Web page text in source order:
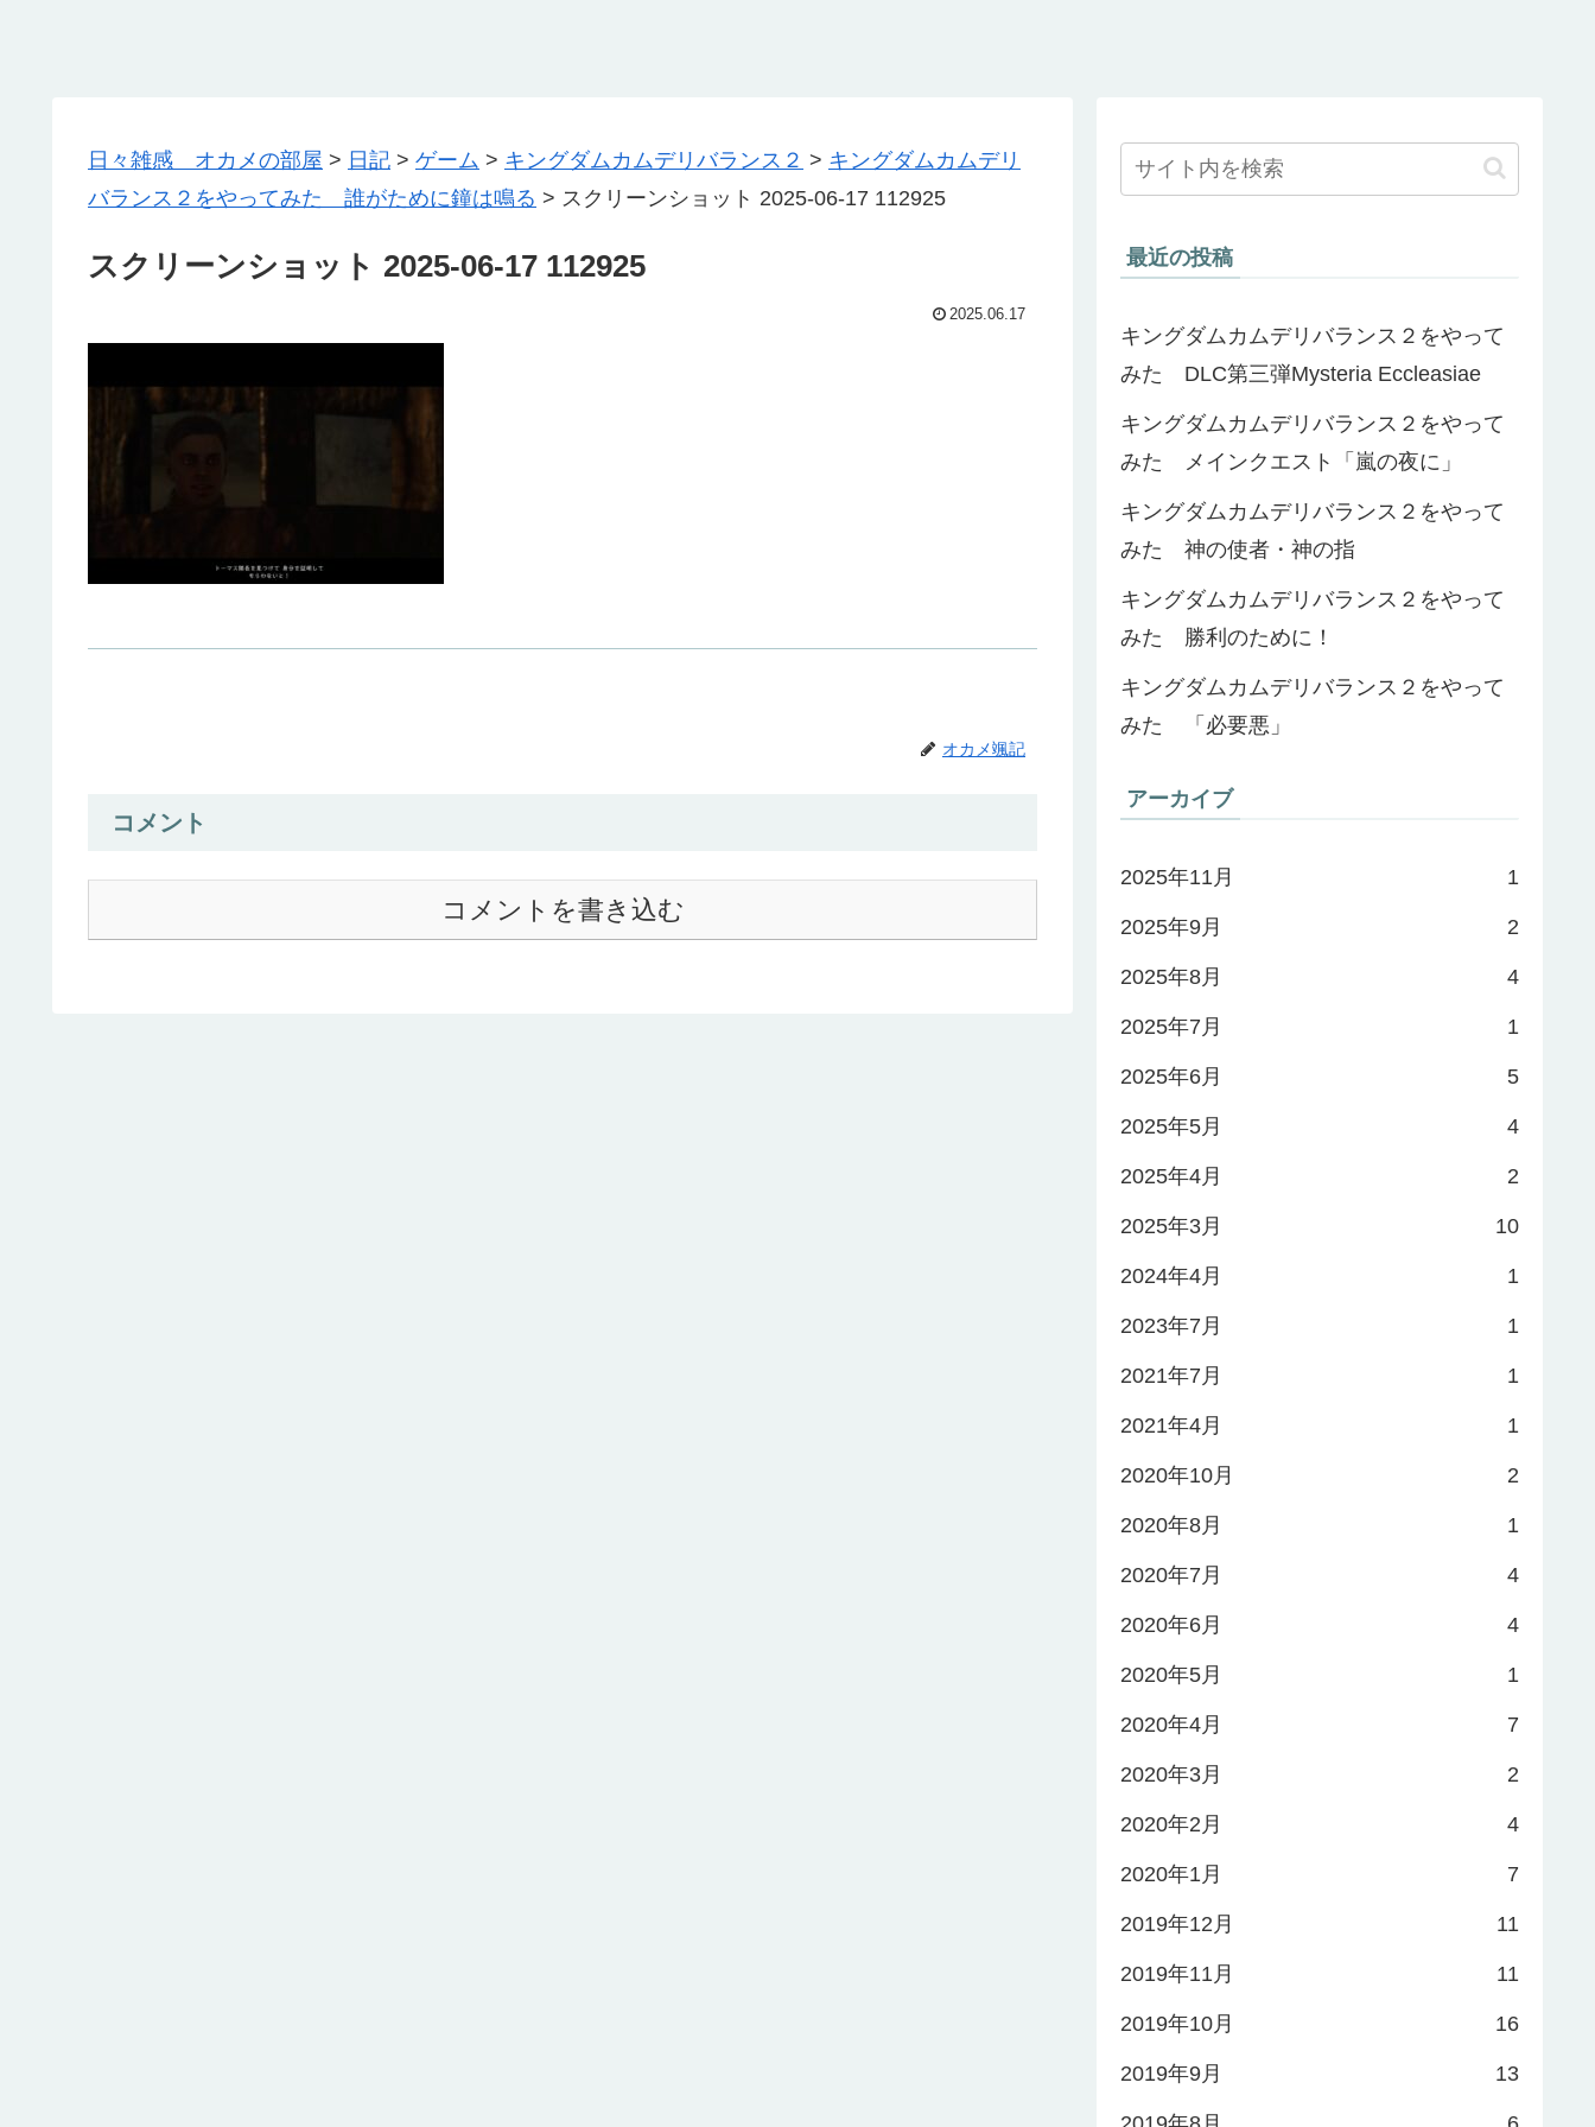
日々雑感 オカメの部屋 > 日記 > ゲーム > キングダムカムデリバランス２ > キングダムカムデリ
バランス２をやってみた 誰がために鐘は鳴る > スクリーンショット 2025-06-17 112925
スクリーンショット 2025-06-17 112925
2025.06.17
オカメ颯記
コメント
コメントを書き込む
最近の投稿
キングダムカムデリバランス２をやって
みた DLC第三弾Mysteria Eccleasiae
キングダムカムデリバランス２をやって
みた メインクエスト「嵐の夜に」
キングダムカムデリバランス２をやって
みた 神の使者・神の指
キングダムカムデリバランス２をやって
みた 勝利のために！
キングダムカムデリバランス２をやって
みた 「必要悪」
アーカイブ
2025年11月 1
2025年9月 2
2025年8月 4
2025年7月 1
2025年6月 5
2025年5月 4
2025年4月 2
2025年3月 10
2024年4月 1
2023年7月 1
2021年7月 1
2021年4月 1
2020年10月 2
2020年8月 1
2020年7月 4
2020年6月 4
2020年5月 1
2020年4月 7
2020年3月 2
2020年2月 4
2020年1月 7
2019年12月 11
2019年11月 11
2019年10月 16
2019年9月 13